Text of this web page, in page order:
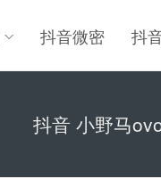
抖音微密 抖
抖音 小野马